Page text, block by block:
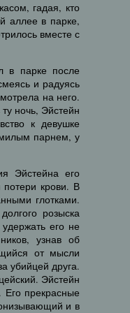
гадая, кто
аллее в парке,
вместе с
в парке после
и радуясь
на него.
ночь, Эйстейн
к девушке
парнем, у
Эйстейна его
крови. В
глотками.
розыска
его не
узнав об
от мысли
убийцей друга.
Эйстейн
Его прекрасные
и в